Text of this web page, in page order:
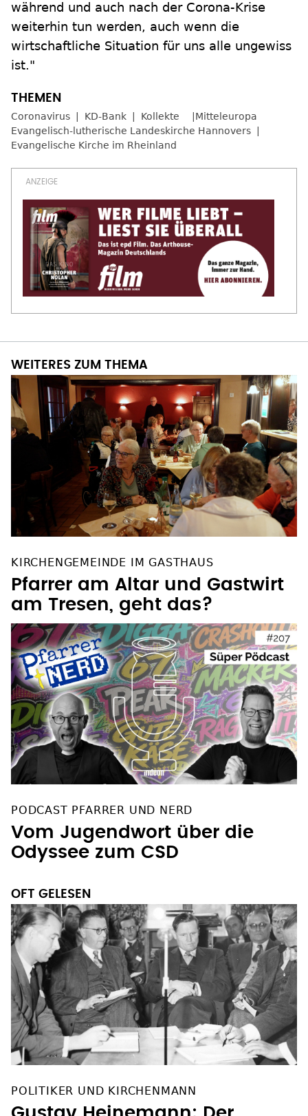
während und auch nach der Corona-Krise
weiterhin tun werden, auch wenn die
wirtschaftliche Situation für uns alle ungewiss
ist."
Coronavirus KD-Bank Kollekte
Mitteleuropa
Evangelisch-lutherische Landeskirche Hannovers
Evangelische Kirche im Rheinland
Pfarrer am Altar und Gastwirt
am Tresen, geht das?
Vom Jugendwort über die
Odyssee zum CSD
Gustav Heinemann: Der